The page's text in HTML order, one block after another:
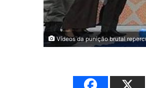
Vídeos da punição brutal